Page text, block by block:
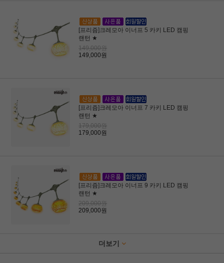
[프리즘]크레모아 이너프 5 카키 LED 캠핑
랜턴 ★
149,000원
149,000원
[프리즘]크레모아 이너프 7 카키 LED 캠핑
랜턴 ★
179,000원
179,000원
[프리즘]크레모아 이너프 9 카키 LED 캠핑
랜턴 ★
209,000원
209,000원
더보기